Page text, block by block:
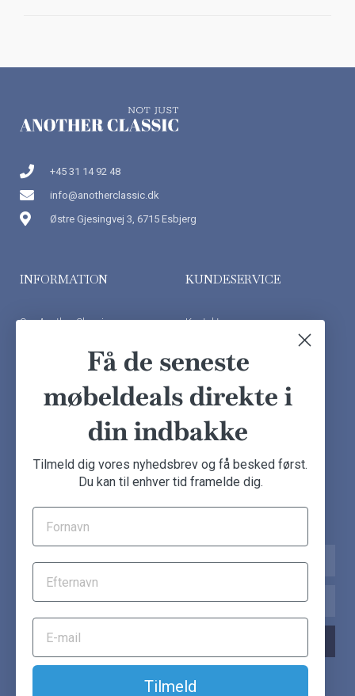
+45 31 14 92 48
info@anotherclassic.dk
Østre Gjesingvej 3, 6715 Esbjerg
INFORMATION
Om Another Classic
Handelsbetingelser
KUNDESERVICE
Kontakt os
Kundeudtalelser
Besøg showroom
Få de seneste
møbeldeals direkte i
din indbakke
Tilmeld dig vores nyhedsbrev og få besked først.
Du kan til enhver tid framelde dig.
Tilmeld